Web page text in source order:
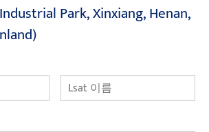
Park, Xinxiang, Henan,